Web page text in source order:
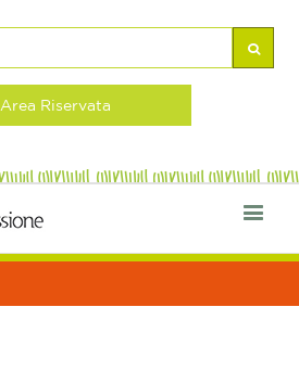
Area Riservata